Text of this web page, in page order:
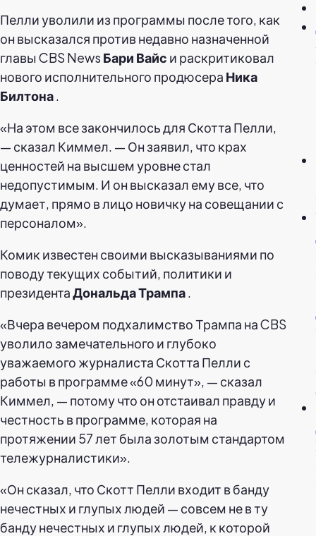
Пелли уволили из программы после того, как
он высказался против недавно назначенной
главы CBS News Бари Вайс и раскритиковал
нового исполнительного продюсера Ника
Билтона.
«На этом все закончилось для Скотта Пелли,
— сказал Киммел. — Он заявил, что крах
ценностей на высшем уровне стал
недопустимым. И он высказал ему все, что
думает, прямо в лицо новичку на совещании с
персоналом».
Комик известен своими высказываниями по
поводу текущих событий, политики и
президентаДональдаТрампа.
«Вчера вечером подхалимство Трампа на CBS
уволило замечательного и глубоко
уважаемого журналиста Скотта Пелли с
работы в программе «60 минут», — сказал
Киммел, — потому что он отстаивал правду и
честность в программе, которая на
протяжении 57 лет была золотым стандартом
тележурналистики».
«Он сказал, что Скотт Пелли входит в банду
нечестных и глупых людей — совсем не в ту
банду нечестных и глупых людей, к которой